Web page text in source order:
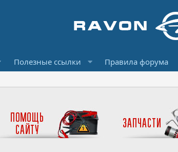
Полезные ссылки Правила форума